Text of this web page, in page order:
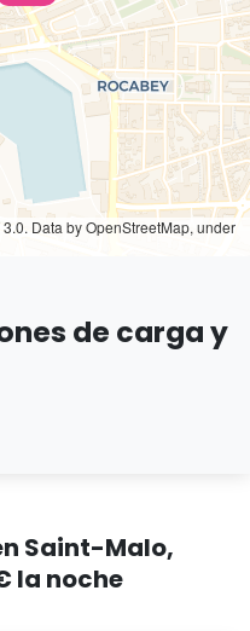
3.0. Data by OpenStreetMap, under
de carga y
Saint-Malo,
la noche